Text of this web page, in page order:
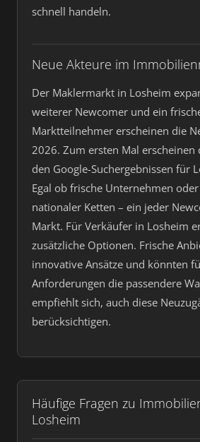
schnell handeln.
Neue Akteure im
Der Maklermarkt in Losheim
weiterer Newcomer und ein
Marktteilnehmer erscheinen die
2026. Zum ersten Mal erscheinen
den Google-Suchergebnissen für
Egal ob frische Unternehmen
nationaler Ketten – ein jeder
Markt. Für Verkäufer in Losheim
zusätzliche Optionen. Frische
innovative Ansätze und könnten
Anforderungen die passendere
empfiehlt sich, auch diese
berücksichtigen.
Häufige Fragen zu
Losheim